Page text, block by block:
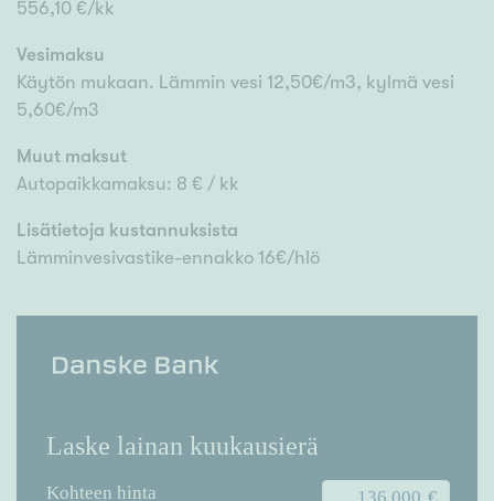
556,10 €/kk
Vesimaksu
Käytön mukaan. Lämmin vesi 12,50€/m3, kylmä vesi
5,60€/m3
Muut maksut
Autopaikkamaksu: 8 € / kk
Lisätietoja kustannuksista
Lämminvesivastike-ennakko 16€/hlö